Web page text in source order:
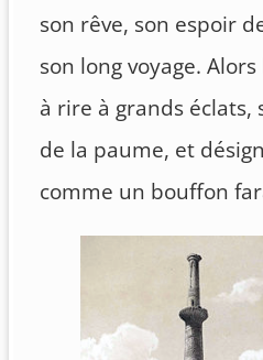
son rêve, son espoir
son long voyage.
à rire à grands
de la paume, et
comme un bouffon